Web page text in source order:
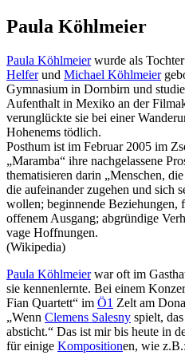
Paula Köhlmeier
Paula Köhlmeierwurde als
Helferund Michael Köhlmeier
Gymnasium in Dornbirn und
Aufenthalt in Mexiko an der
verunglückte sie bei einer
Hohenems tödlich.
Posthum ist im Februar 2005 im
„Maramba“ ihre nachgelassene
thematisieren darin „Menschen,
die aufeinander zugehen und sich
wollen; beginnende
offenem Ausgang; abgründige
vage Hoffnungen.
(Wikipedia)
Paula Köhlmeierwar oft im
sie kennenlernte. Bei einem
Fian Quartett“ im Ö1 Zelt am
„Wenn Clemens Salesny spielt,
absticht.“ Das ist mir bis heute in
für einige Kompositionen, wie z.B.: